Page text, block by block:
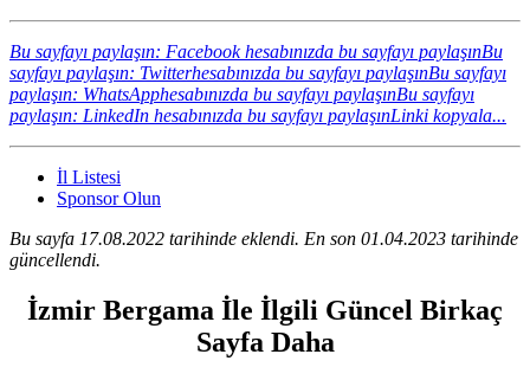
Bu sayfayı paylaşın: Facebook hesabınızda bu sayfayı paylaşınBu
sayfayı paylaşın: Twitterhesabınızda bu sayfayı paylaşınBu sayfayı
paylaşın: WhatsApphesabınızda bu sayfayı paylaşınBu sayfayı
paylaşın: LinkedIn hesabınızda bu sayfayı paylaşınLinki kopyala...
İl Listesi
Sponsor Olun
Bu sayfa 17.08.2022 tarihinde eklendi. En son 01.04.2023 tarihinde
güncellendi.
İzmir Bergama İle İlgili Güncel Birkaç
Sayfa Daha